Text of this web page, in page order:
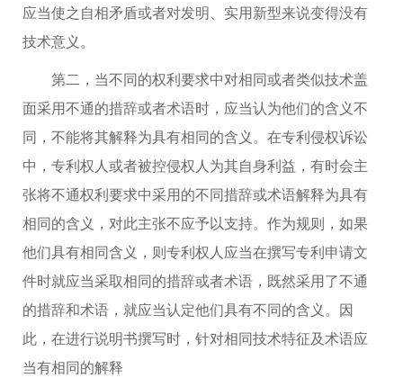
应当使之自相矛盾或者对发明、实用新型来说变得没有
技术意义。
第二，当不同的权利要求中对相同或者类似技术盖
面采用不通的措辞或者术语时，应当认为他们的含义不
同，不能将其解释为具有相同的含义。在专利侵权诉讼
中，专利权人或者被控侵权人为其自身利益，有时会主
张将不通权利要求中采用的不同措辞或术语解释为具有
相同的含义，对此主张不应予以支持。作为规则，如果
他们具有相同含义，则专利权人应当在撰写专利申请文
件时就应当采取相同的措辞或者术语，既然采用了不通
的措辞和术语，就应当认定他们具有不同的含义。因
此，在进行说明书撰写时，针对相同技术特征及术语应
当有相同的解释